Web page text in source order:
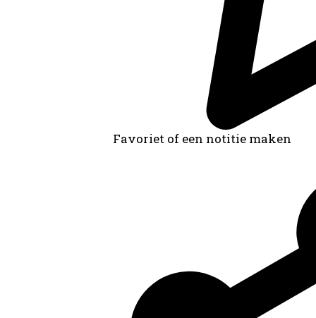
Favoriet of een notitie maken